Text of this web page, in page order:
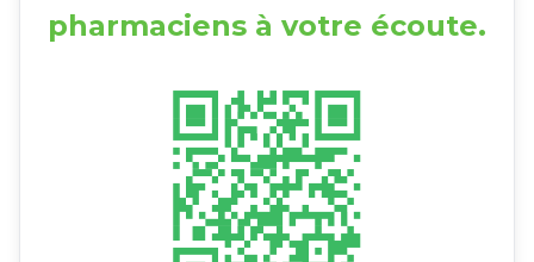
pharmaciens à votre écoute.